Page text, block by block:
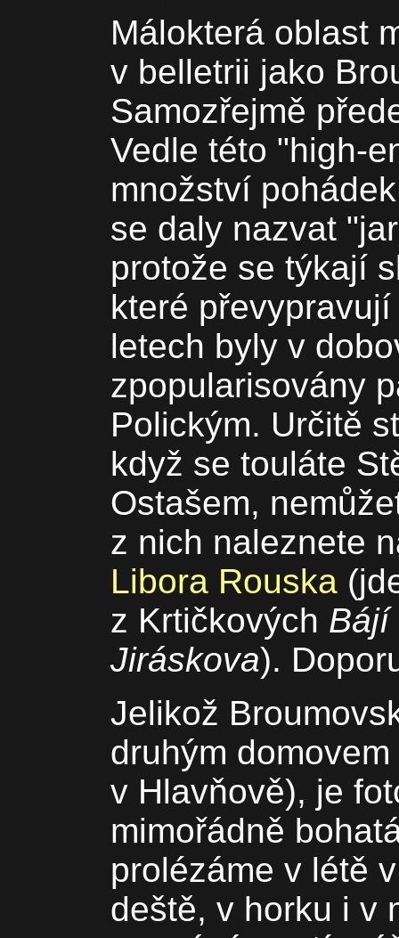
Málokterá oblast
v belletrii jako
Samozřejmě
Vedle této "high-
množství
se daly nazvat
protože se týkají
které
letech byly v
zpopularisovány
Polickým. Určitě
když se touláte
Ostašem,
z nich naleznete
Libora Rouska
z Krtičkových Bájí
Jiráskova).
Jelikož
druhým
v Hlavňově), je
mimořádně
prolézáme v létě
deště, v horku i v